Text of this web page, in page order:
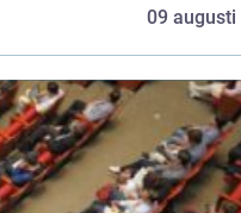
09 augusti